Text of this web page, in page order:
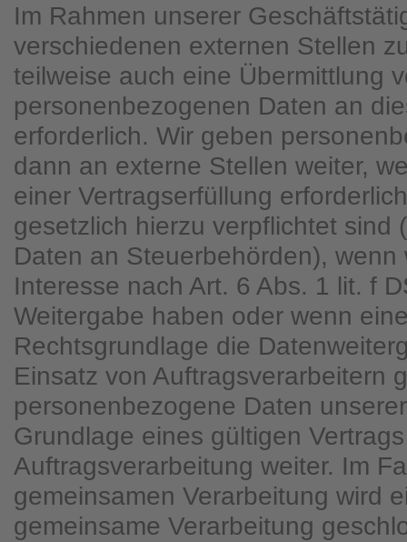
Im Rahmen unserer
verschiedenen externen Stellen
teilweise auch eine Übermittlung
personenbezogenen Daten an
erforderlich. Wir geben
dann an externe Stellen weiter,
einer Vertragserfüllung
gesetzlich hierzu verpflichtet sind
Daten an Steuerbehörden),
Interesse nach Art. 6 Abs. 1 lit. f
Weitergabe haben oder wenn
Rechtsgrundlage die
Einsatz von Auftragsverarbeitern
personenbezogene Daten
Grundlage eines gültigen
Auftragsverarbeitung weiter. Im
gemeinsamen Verarbeitung wird
gemeinsame Verarbeitung